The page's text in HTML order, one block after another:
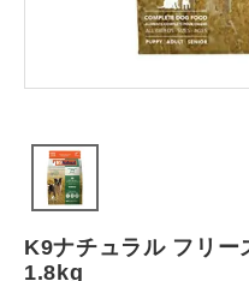
K9ナチュラル フリー
1.8kg